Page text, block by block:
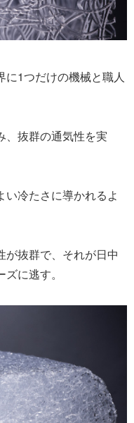
に1つだけの機械と職人
、抜群の通気性を実
冷たさに導かれるよ
が抜群で、それが日中
に逃す。